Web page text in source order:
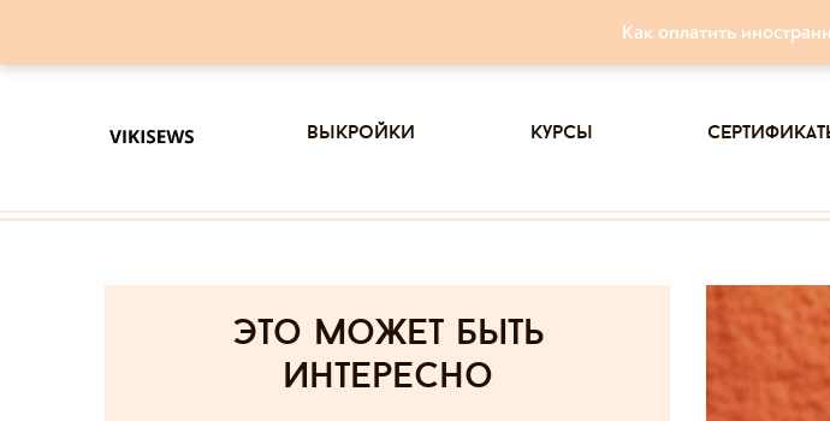
Как оплатить
выкройки курсы
Это может быть
интересно